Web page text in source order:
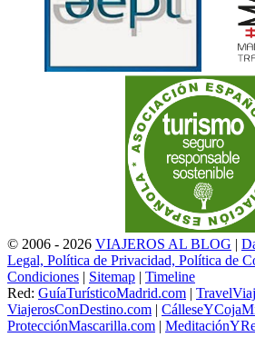
© 2006 - 2026 VIAJEROS AL BLOG |
Legal, Política de Privacidad, Política de
Condiciones | Sitemap | Timeline
Red: GuíaTurísticoMadrid.com |
ViajerosConDestino.com |
ProtecciónMascarilla.com |